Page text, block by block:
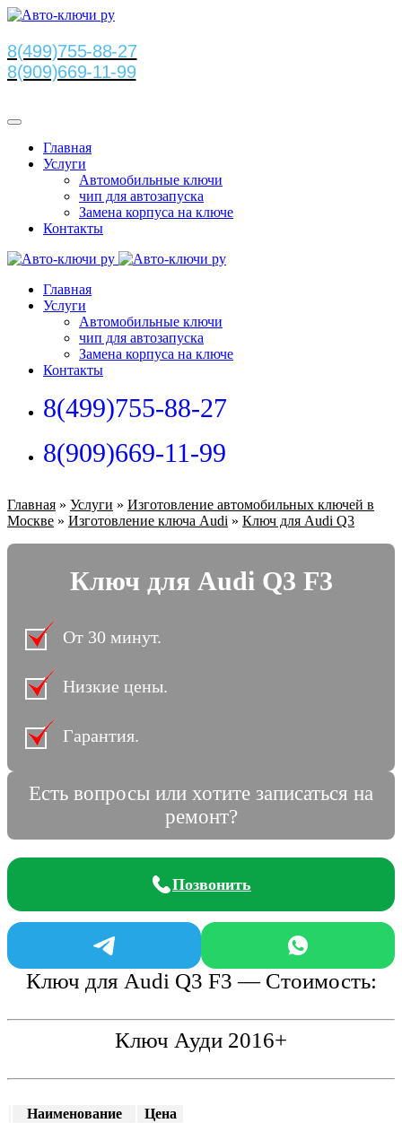
8(499)755-88-27
8(909)669-11-99
Главная
Услуги
Автомобильные ключи
чип для автозапуска
Замена корпуса на ключе
Контакты
Главная
Услуги
Автомобильные ключи
чип для автозапуска
Замена корпуса на ключе
Контакты
8(499)755-88-27
8(909)669-11-99
Главная » Услуги » Изготовление автомобильных ключей в
Москве » Изготовление ключа Audi » Ключ для Audi Q3
Ключ для Audi Q3 F3
От 30 минут.
Низкие цены.
Гарантия.
Есть вопросы или хотите записаться на
ремонт?
Позвонить
Ключ для Audi Q3 F3 — Стоимость:
Ключ Ауди 2016+
Наименование
Цена